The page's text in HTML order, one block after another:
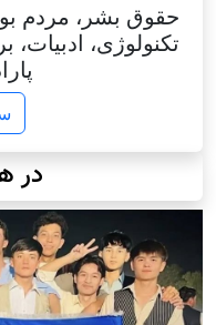
حقوق بشر، مردم
تکنولوژی،
در